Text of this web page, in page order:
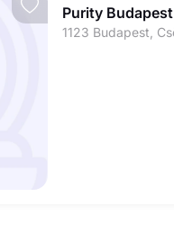
Purity Budapest